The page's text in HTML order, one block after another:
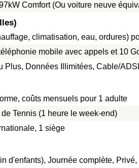
Comfort (Ou voiture neuve
climatisation, eau, ordures)
mobile avec appels et 10
Plus, Données Illimitées, Cable/
coûts mensuels pour 1 adulte
Tennis (1 heure le week-end)
1 siège
d'enfants), Journée complète,